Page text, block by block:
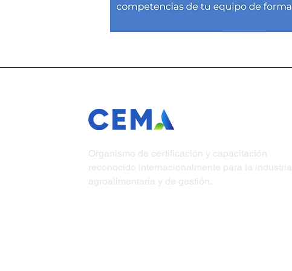
Organismo de certificación y capacitación
reconocido internacionalmente para la industria
agroalimentaria y de gestión.